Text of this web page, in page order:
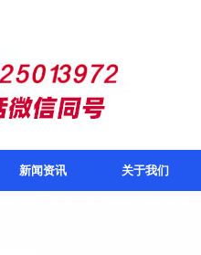
新闻资讯 关于我们